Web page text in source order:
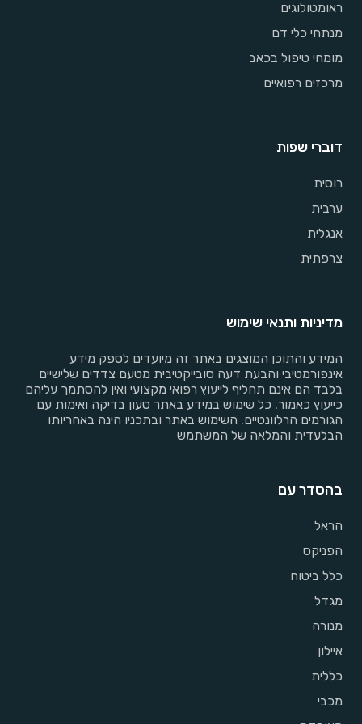
ראומטולוגים
מנתחי כלי דם
מומחי טיפול בכאב
מרכזים רפואיים
דוברי שפות
רוסית
ערבית
אנגלית
צרפתית
מדיניות ותנאי שימוש
המידע והתוכן המוצגים באתר זה מיועדים לספק מידע
אינפורמטיבי והבעת דעה סובייקטיבית מטעם צדדים שלישיים
בלבד הם אינם תחליף לייעוץ רפואי מקצועי ואין להסתמך עליהם
כייעוץ כאמור. כל שימוש במידע באתר טעון בדיקה ואימות עם
הגורמים הרלוונטיים. השימוש באתר ובתכניו הינה באחריותו
הבלעדית והמלאה של המשתמש
בהסדר עם
הראל
הפניקס
כלל ביטוח
מגדל
מנורה
איילון
כללית
מכבי